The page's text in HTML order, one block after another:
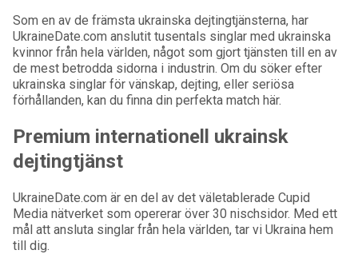
Som en av de främsta ukrainska dejtingtjänsterna, har
UkraineDate.com anslutit tusentals singlar med ukrainska
kvinnor från hela världen, något som gjort tjänsten till en av
de mest betrodda sidorna i industrin. Om du söker efter
ukrainska singlar för vänskap, dejting, eller seriösa
förhållanden, kan du finna din perfekta match här.
Premium internationell ukrainsk
dejtingtjänst
UkraineDate.com är en del av det väletablerade Cupid
Media nätverket som opererar över 30 nischsidor. Med ett
mål att ansluta singlar från hela världen, tar vi Ukraina hem
till dig.